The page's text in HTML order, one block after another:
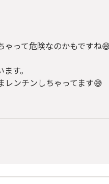
ゃって危険なのかもですね
す。
レンチンしちゃってます😅